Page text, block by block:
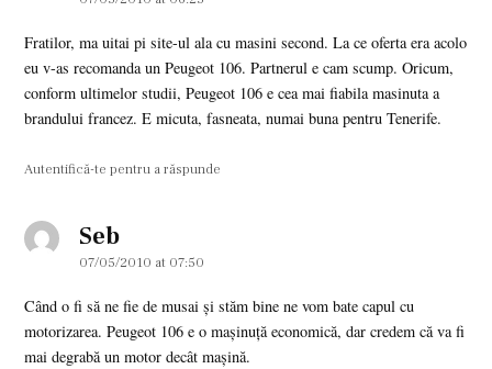
Fratilor, ma uitai pi site-ul ala cu masini second. La ce oferta era acolo
eu v-as recomanda un Peugeot 106. Partnerul e cam scump. Oricum,
conform ultimelor studii, Peugeot 106 e cea mai fiabila masinuta a
brandului francez. E micuta, fasneata, numai buna pentru Tenerife.
Autentifică-te pentru a răspunde
Sebsays:
07/05/2010 at 07:50
Când o fi să ne fie de musai şi stăm bine ne vom bate capul cu
motorizarea. Peugeot 106 e o maşinuţă economică, dar credem că va fi
mai degrabă un motor decât maşină.